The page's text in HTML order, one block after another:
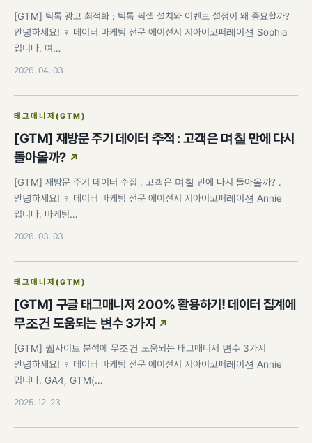
[GTM] 틱톡 광고 최적화 : 틱톡 픽셀 설치와 이벤트 설정이 왜 중요할까?
안녕하세요! ♀️ 데이터 마케팅 전문 에이전시 지아이코퍼레이션 Sophia
입니다. 여…
2026. 04. 03
태그매니저(GTM)
[GTM] 재방문 주기 데이터 추적 : 고객은 며칠 만에 다시
돌아올까?
[GTM] 재방문 주기 데이터 수집 : 고객은 며칠 만에 다시 돌아올까? .
안녕하세요! ♀️ 데이터 마케팅 전문 에이전시 지아이코퍼레이션 Annie
입니다. 마케팅…
2026. 03. 03
태그매니저(GTM)
[GTM] 구글 태그매니저 200% 활용하기! 데이터 집계에
무조건 도움되는 변수 3가지
[GTM] 웹사이트 분석에 무조건 도움되는 태그매니저 변수 3가지
안녕하세요! ♀️ 데이터 마케팅 전문 에이전시 지아이코퍼레이션 Annie
입니다. GA4, GTM(…
2025. 12. 23